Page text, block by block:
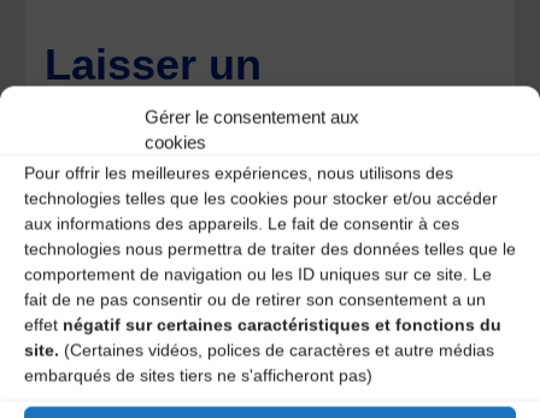
Gérer le consentement aux
cookies
Pour offrir les meilleures expériences, nous utilisons des
technologies telles que les cookies pour stocker et/ou accéder
aux informations des appareils. Le fait de consentir à ces
technologies nous permettra de traiter des données telles que le
comportement de navigation ou les ID uniques sur ce site. Le
fait de ne pas consentir ou de retirer son consentement a un
effet négatif sur certaines caractéristiques et fonctions du
site. (Certaines vidéos, polices de caractères et autre médias
embarqués de sites tiers ne s'afficheront pas)
Laisser un
commentaire
Votre adresse e-mail ne sera pas publiée. Les champs
obligatoires sont indiqués avec*